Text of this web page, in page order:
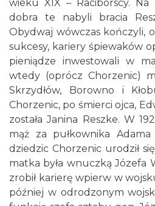
wieku XIX – Raciborscy.
dobra te nabyli bracia
Obydwaj wówczas kończyli,
sukcesy, kariery śpiewaków
pieniądze inwestowali w
wtedy (oprócz Chorzenic)
Skrzydłów, Borowno i
Chorzenic, po śmierci ojca,
została Janina Reszke. W
mąż za pułkownika
dziedzic Chorzenic urodził
matka była wnuczką Józefa
zrobił karierę wpierw w
później w odrodzonym